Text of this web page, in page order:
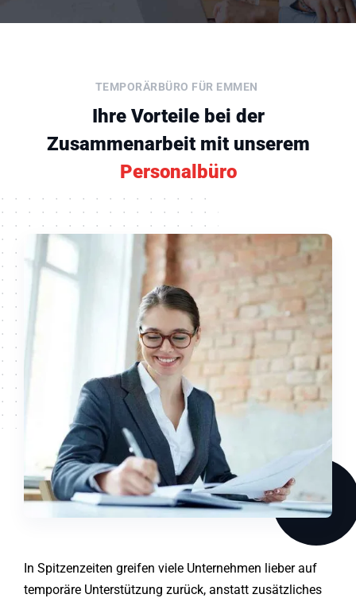
TEMPORÄRBÜRO FÜR EMMEN
Ihre Vorteile bei der
Zusammenarbeit mit unserem
Personalbüro
In Spitzenzeiten greifen viele Unternehmen lieber auf
temporäre Unterstützung zurück, anstatt zusätzliches